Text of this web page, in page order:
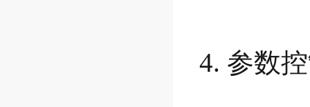
4. 参数